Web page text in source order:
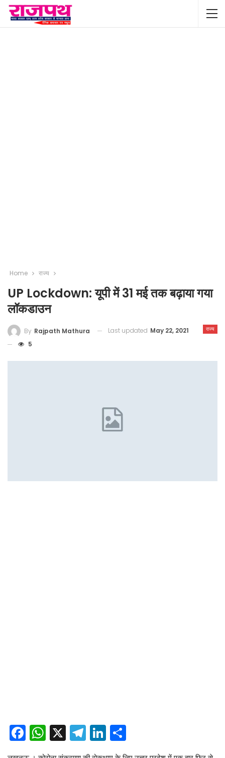
Home राज्य
UP Lockdown: यूपी में 31 मई तक बढ़ाया गया
लॉकडाउन
राज्य
By Rajpath Mathura Last updated May 22, 2021
5
Facebook
WhatsApp
X Telegram
LinkedIn